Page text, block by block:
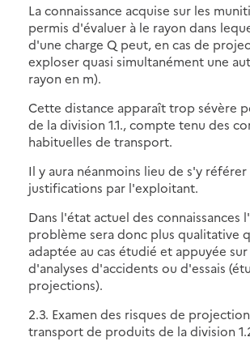
La connaissance acquise sur les
permis d'évaluer à le rayon dans
d'une charge Q peut, en cas de
exploser quasi simultanément une
rayon en m).
Cette distance apparaît trop sévère
de la division 1.1., compte tenu des
habituelles de transport.
Il y aura néanmoins lieu de s'y
justifications par l'exploitant.
Dans l'état actuel des connaissances
problème sera donc plus qualitative
adaptée au cas étudié et appuyée
d'analyses d'accidents ou d'essais
projections).
2.3. Examen des risques de
transport de produits de la division